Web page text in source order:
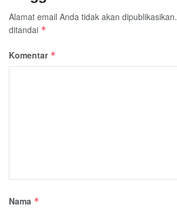
Alamat email Anda tidak akan dipublikasikan.
ditandai *
Komentar *
Nama *